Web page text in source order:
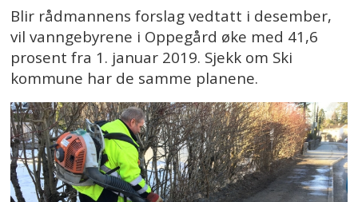
Blir rådmannens forslag vedtatt i desember,
vil vanngebyrene i Oppegård øke med 41,6
prosent fra 1. januar 2019. Sjekk om Ski
kommune har de samme planene.